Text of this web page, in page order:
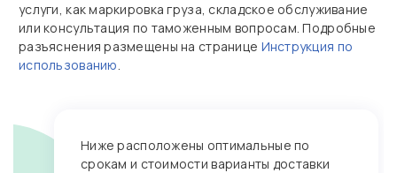
услуги, как маркировка груза, складское обслуживание
или консультация по таможенным вопросам. Подробные
разъяснения размещены на странице Инструкция по
использованию.
Ниже расположены оптимальные по
срокам и стоимости варианты доставки